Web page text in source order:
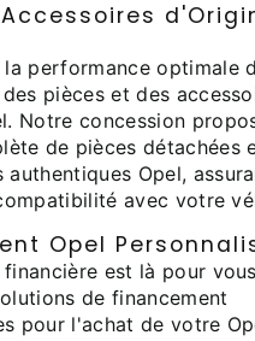
la performance optimale
pièces et des
Notre concession
de pièces détachées
authentiques Opel,
avec votre
Opel
est là pour
de financement
pour l'achat de votre